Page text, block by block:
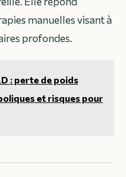
manuelles visant à
profondes.
: perte de poids
et risques pour